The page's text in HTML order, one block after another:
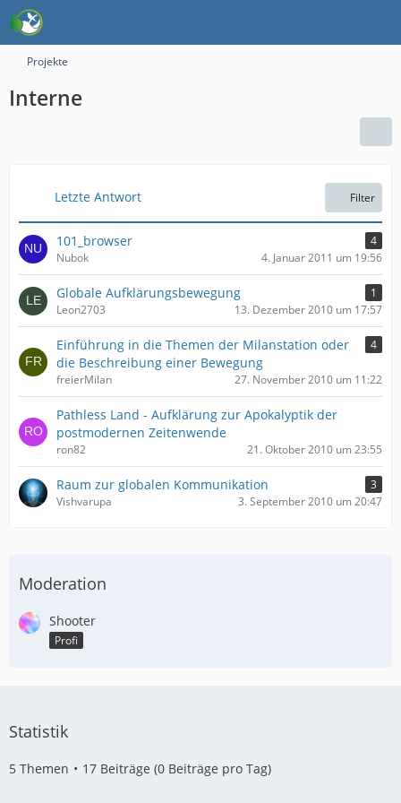
Projekte
Interne
Letzte Antwort Filter
101_browser
4
Nubok
4. Januar 2011 um 19:56
Globale Aufklärungsbewegung
1
Leon2703
13. Dezember 2010 um 17:57
Einführung in die Themen der Milanstation oder
die Beschreibung einer Bewegung
4
freierMilan 27. November 2010 um 11:22
Pathless Land - Aufklärung zur Apokalyptik der
postmodernen Zeitenwende
ron82 21. Oktober 2010 um 23:55
Raum zur globalen Kommunikation
3
Vishvarupa
3. September 2010 um 20:47
Moderation
Shooter
Profi
Statistik
5 Themen 17 Beiträge (0 Beiträge pro Tag)